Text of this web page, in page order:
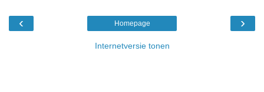
‹ ›
Homepage
Internetversie tonen